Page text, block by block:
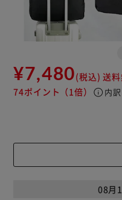
¥7,480(税込) 送
74ポイント （1倍） info 内訳
08月